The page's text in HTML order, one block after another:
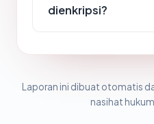
dienkripsi?
Laporan ini dibuat otomatis
nasihat